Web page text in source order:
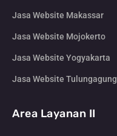
Jasa Website Makassar
Jasa Website Mojokerto
Jasa Website Yogyakarta
Jasa Website Tulungagung
Area Layanan II